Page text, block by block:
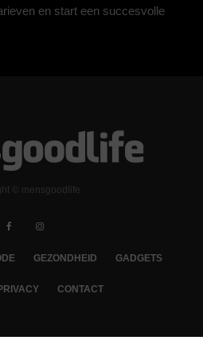
en start een succesvolle
© mensgoodlife
GEZONDHEID GADGETS
CONTACT